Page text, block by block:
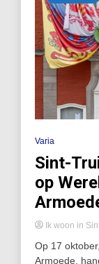
Varia
Sint-
op
Ik woon in
Op 17
Armoede,